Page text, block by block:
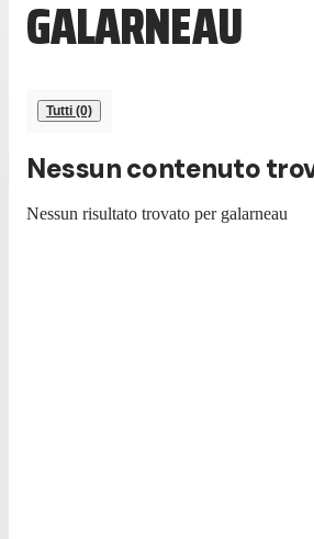
GALARNEAU
Tutti (0)
Nessun contenuto
Nessun risultato trovato per galarneau